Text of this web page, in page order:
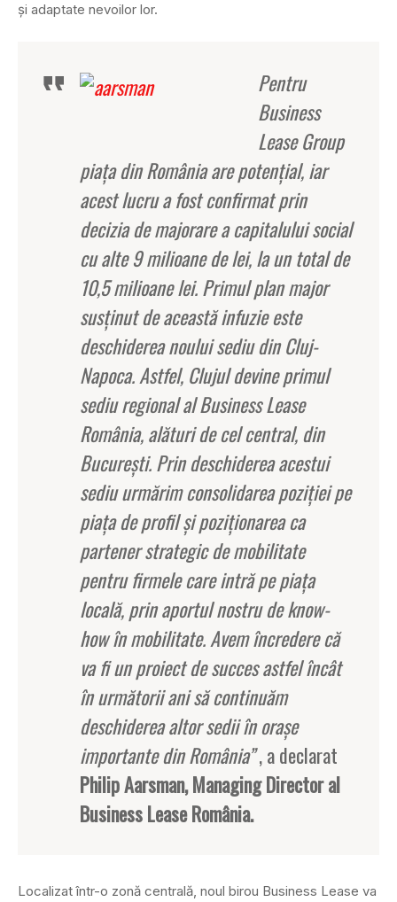
şi adaptate nevoilor lor.
Pentru
Business
Lease Group
piaţa din România are potenţial, iar
acest lucru a fost confirmat prin
decizia de majorare a capitalului social
cu alte 9 milioane de lei, la un total de
10,5 milioane lei. Primul plan major
susţinut de această infuzie este
deschiderea noului sediu din Cluj-
Napoca. Astfel, Clujul devine primul
sediu regional al Business Lease
România, alături de cel central, din
Bucureşti. Prin deschiderea acestui
sediu urmărim consolidarea poziţiei pe
piaţa de profil şi poziţionarea ca
partener strategic de mobilitate
pentru firmele care intră pe piaţa
locală, prin aportul nostru de know-
how în mobilitate. Avem încredere că
va fi un proiect de succes astfel încât
în următorii ani să continuăm
deschiderea altor sedii în oraşe
importante din România”, a declarat
Philip Aarsman, Managing Director al
Business Lease România.
Localizat într-o zonă centrală, noul birou Business Lease va